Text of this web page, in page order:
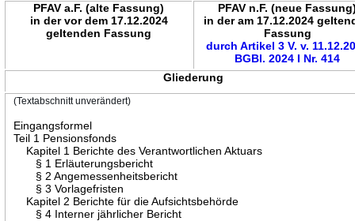
PFAV a.F. (alte Fassung)
in der vor dem 17.12.2024
geltenden Fassung
PFAV n.F. (neue
in der am 17.12.2024
Fassung
durch Artikel 3 V. v.
BGBl. 2024 I Nr. 414
Gliederung
(Textabschnitt unverändert)
Eingangsformel
Teil 1 Pensionsfonds
Kapitel 1 Berichte des Verantwortlichen Aktuars
§ 1 Erläuterungsbericht
§ 2 Angemessenheitsbericht
§ 3 Vorlagefristen
Kapitel 2 Berichte für die Aufsichtsbehörde
§ 4 Interner jährlicher Bericht